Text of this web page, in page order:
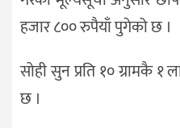
हजार ८०० रुपैयाँ पुगेको छ ।
सोही सुन प्रति १० ग्रामकै
छ ।